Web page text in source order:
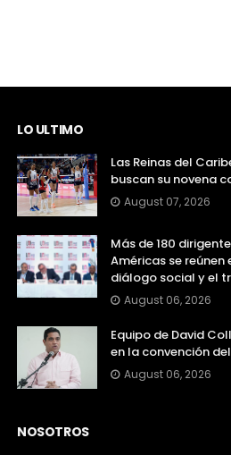
LO ULTIMO
Las Reinas del
buscan su novena
August 07, 2026
Más de 180
Américas se
diálogo social y el
August 06, 2026
Equipo de David
en la convención del
August 06, 2026
NOSOTROS